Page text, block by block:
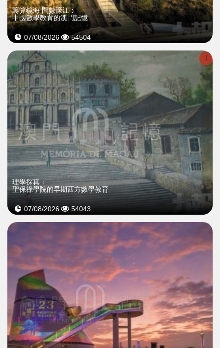
籌算鏡海 問數濠江：
中國數學教育的澳門記憶
07/08/2026 54504
理學探真：
聖保祿學院的早期西方數學教育
07/08/2026 54043